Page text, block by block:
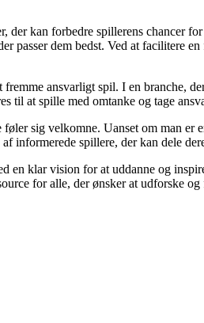
kan forbedre spillerens chancer
dem bedst. Ved at facilitere
ansvarligt spil. I en branche,
til at spille med omtanke og tage
sig velkomne. Uanset om man er
informerede spillere, der kan dele
klar vision for at uddanne og
for alle, der ønsker at udforske og